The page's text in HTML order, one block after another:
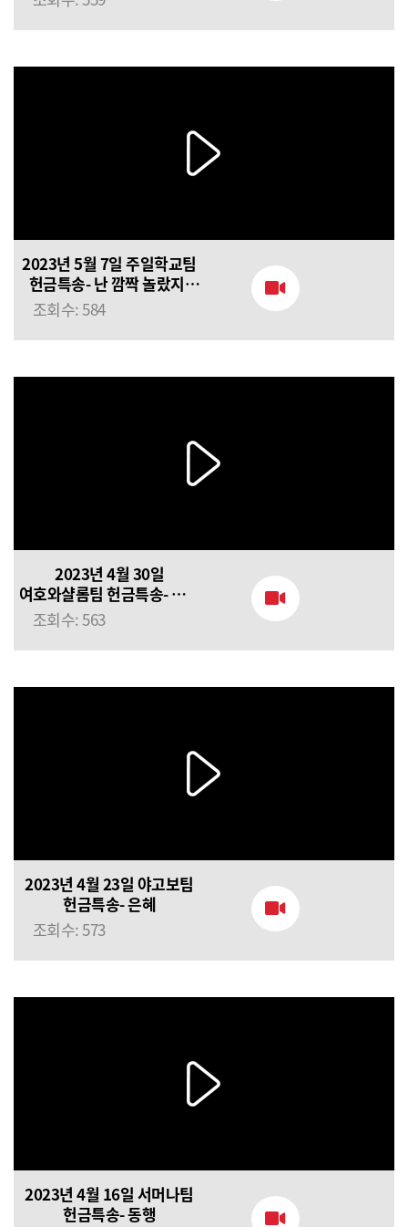
2023년 5월 7일 주일학교팀
헌금특송- 난 깜짝 놀랐지,
오직 성령이
조회수: 584
2023년 4월 30일
여호와샬롬팀 헌금특송- 주를
뵈올 때
조회수: 563
2023년 4월 23일 야고보팀
헌금특송- 은혜
조회수: 573
2023년 4월 16일 서머나팀
헌금특송- 동행